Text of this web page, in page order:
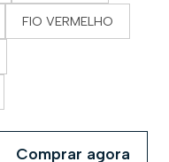
FIO VERMELHO
Comprar agora